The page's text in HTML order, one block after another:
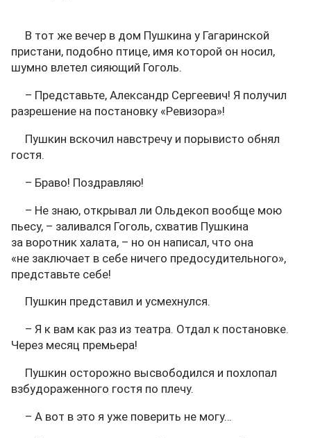
В тот же вечер в дом Пушкина у Гагаринской
пристани, подобно птице, имя которой он носил,
шумно влетел сияющий Гоголь.
– Представьте, Александр Сергеевич! Я получил
разрешение на постановку «Ревизора»!
Пушкин вскочил навстречу и порывисто обнял
гостя.
– Браво! Поздравляю!
– Не знаю, открывал ли Ольдекоп вообще мою
пьесу, – заливался Гоголь, схватив Пушкина
за воротник халата, – но он написал, что она
«не заключает в себе ничего предосудительного»,
представьте себе!
Пушкин представил и усмехнулся.
– Я к вам как раз из театра. Отдал к постановке.
Через месяц премьера!
Пушкин осторожно высвободился и похлопал
взбудораженного гостя по плечу.
– А вот в это я уже поверить не могу…